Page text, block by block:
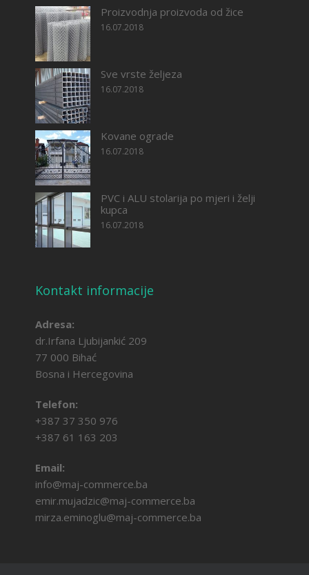
Proizvodnja proizvoda od žice
16.07.2018
Sve vrste željeza
16.07.2018
Kovane ograde
16.07.2018
PVC i ALU stolarija po mjeri i želji
kupca
16.07.2018
Kontakt informacije
Adresa:
dr.Irfana Ljubijankić 209
77 000 Bihać
Bosna i Hercegovina
Telefon:
+387 37 350 976
+387 61 163 203
Email:
info@maj-commerce.ba
emir.mujadzic@maj-commerce.ba
mirza.eminoglu@maj-commerce.ba